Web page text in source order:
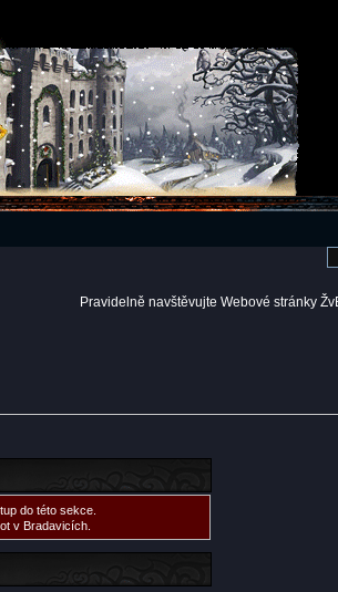
Pravidelně navštěvujte Webové stránky
do této sekce.
v Bradavicích.